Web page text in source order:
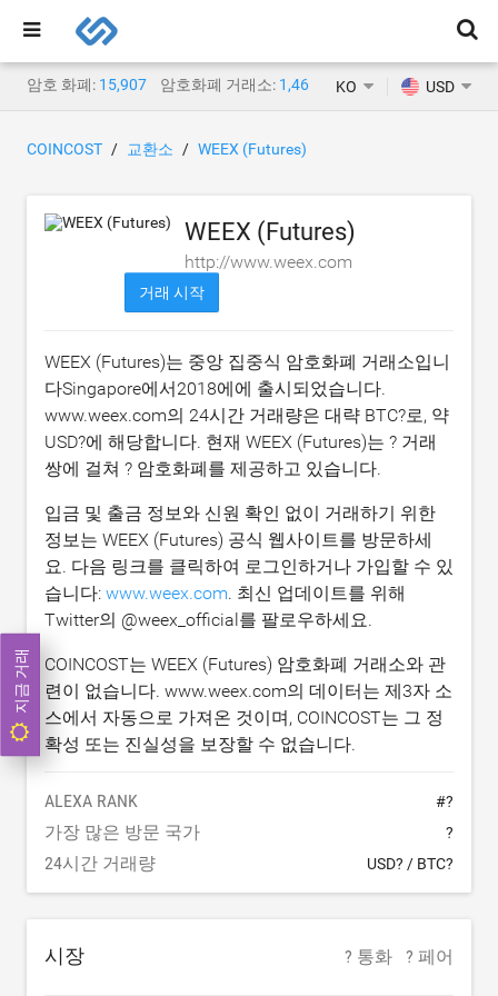
암호 화폐: 15,907 암호화폐 거래소: 1,468 KO USD
COINCOST 교환소 WEEX (Futures)
WEEX (Futures)
http://www.weex.com
거래 시작
WEEX (Futures)는 중앙 집중식 암호화폐 거래소입니
다Singapore에서2018에에 출시되었습니다.
www.weex.com의 24시간 거래량은 대략 BTC?로, 약
USD?에 해당합니다. 현재 WEEX (Futures)는 ? 거래
쌍에 걸쳐 ? 암호화폐를 제공하고 있습니다.
입금 및 출금 정보와 신원 확인 없이 거래하기 위한
정보는 WEEX (Futures) 공식 웹사이트를 방문하세
요. 다음 링크를 클릭하여 로그인하거나 가입할 수 있
습니다: www.weex.com. 최신 업데이트를 위해
Twitter의 @weex_official를 팔로우하세요.
COINCOST는 WEEX (Futures) 암호화폐 거래소와 관
련이 없습니다. www.weex.com의 데이터는 제3자 소
스에서 자동으로 가져온 것이며, COINCOST는 그 정
확성 또는 진실성을 보장할 수 없습니다.
ALEXA RANK #?
가장 많은 방문 국가 ?
24시간 거래량 USD? / BTC?
시장 ? 통화 ? 페어
지금 거래